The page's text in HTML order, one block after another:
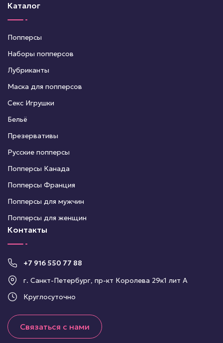
Каталог
Попперсы
Наборы попперсов
Лубриканты
Маска для попперсов
Секс Игрушки
Бельё
Презервативы
Русские попперсы
Попперсы Канада
Попперсы Франция
Попперсы для мужчин
Попперсы для женщин
Контакты
+7 916 550 77 88
г. Санкт-Петербург, пр-кт Королева 29к1 лит А
Круглосуточно
Связаться с нами